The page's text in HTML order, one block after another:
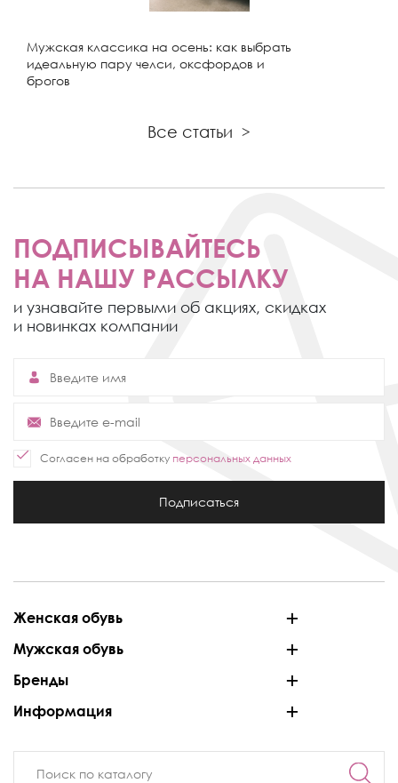
Мужская классика на осень: как выбрать
идеальную пару челси, оксфордов и
брогов
Все статьи >
ПОДПИСЫВАЙТЕСЬ
НА НАШУ РАССЫЛКУ
и узнавайте первыми об акциях, скидках
и новинках компании
Согласен на обработку персональных данных
Подписаться
Женская обувь
Мужская обувь
Бренды
Информация